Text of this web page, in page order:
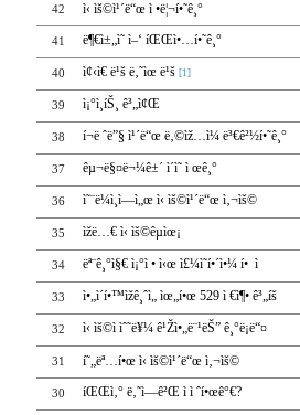
42 ì‹ ìš©ì¹´ë“œ ì •ë¦¬í•˜ê¸°
41 ë¶€ì±„ì˜ ì–‘ íŒŒì•…í•˜ê¸°
40 ì¢‹ì€ ë¹š ë‚˜ìœ ë¹š [1]
39 ì¡°ì¸íŠ¸ ê³„ì¢Œ
38 í¬ë ˆë”§ ì¹´ë“œ ë‚©ìž…ì¼ ë³€ê²½í•˜ê¸°
37 êµ¬ë§¤ë¬¼ê±´ ì´ì˜ ì œê¸°
36 ì˜¨ë¼ì¸ì—ì„œ ì‹ ìš©ì¹´ë“œ ì‚¬ìš©
35 ìžë…€ ì‹ ìš©êµìœ¡
34 ëª¨ê¸°ì§€ ì¡°ì • ì‹œ ì£¼ì˜í•´ì•¼ í• ì 
33 ì•„ì´í•™ìžê¸ˆì„ ìœ„í•œ 529 ì €ì¶• ê³„íš
32 ì‹ ìš©ì ìˆ˜ë¥¼ ê¹Žì•„ë¨¹ëŠ” ê¸°ë¡ë“¤
31 í˜„ëª…í•œ ì‹ ìš©ì¹´ë“œ ì‚¬ìš©
30 íŒŒì‚° ë‚˜ì—ê²Œ ì ì ˆí•œê°€?